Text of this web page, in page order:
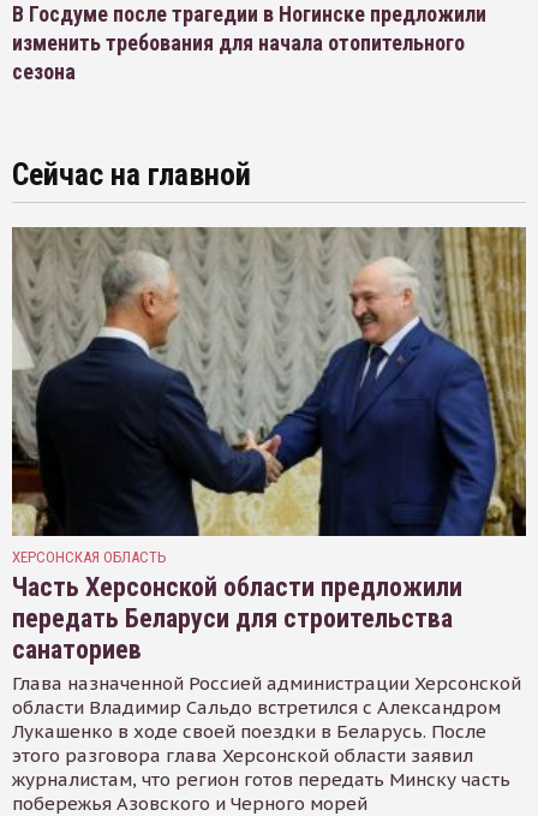
В Госдуме после трагедии в Ногинске предложили
изменить требования для начала отопительного
сезона
Сейчас на главной
ХЕРСОНСКАЯ ОБЛАСТЬ
Часть Херсонской области предложили
передать Беларуси для строительства
санаториев
Глава назначенной Россией администрации Херсонской
области Владимир Сальдо встретился с Александром
Лукашенко в ходе своей поездки в Беларусь. После
этого разговора глава Херсонской области заявил
журналистам, что регион готов передать Минску часть
побережья Азовского и Черного морей